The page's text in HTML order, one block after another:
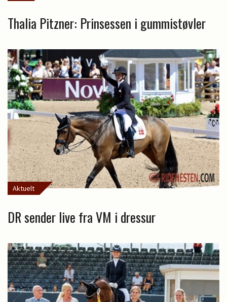
Thalia Pitzner: Prinsessen i gummistøvler
Aktuelt
DR sender live fra VM i dressur